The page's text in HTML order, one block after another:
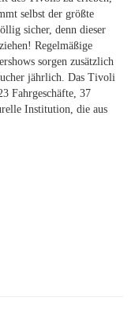
selbst der größte
sicher, denn dieser
Regelmäßige
sorgen zusätzlich
jährlich. Das Tivoli
Fahrgeschäfte, 37
Institution, die aus